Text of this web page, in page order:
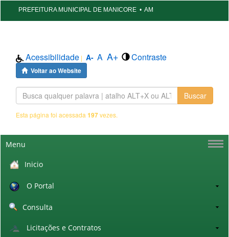
PREFEITURA MUNICIPAL DE MANICORE • AM
Acessibilidade | A- A A+ Contraste
Voltar ao Website
Buscar
Esta página foi acessada 197vezes.
Menu
Inicio
O Portal
Consulta
Licitações e Contratos